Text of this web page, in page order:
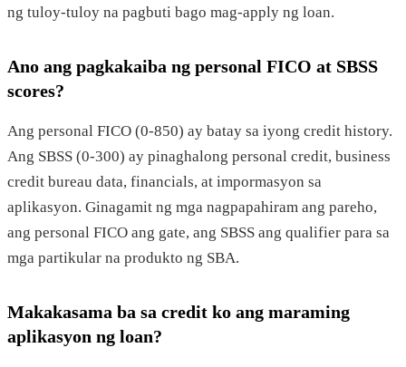
ng tuloy-tuloy na pagbuti bago mag-apply ng loan.
Ano ang pagkakaiba ng personal FICO at SBSS
scores?
Ang personal FICO (0-850) ay batay sa iyong credit history.
Ang SBSS (0-300) ay pinaghalong personal credit, business
credit bureau data, financials, at impormasyon sa
aplikasyon. Ginagamit ng mga nagpapahiram ang pareho,
ang personal FICO ang gate, ang SBSS ang qualifier para sa
mga partikular na produkto ng SBA.
Makakasama ba sa credit ko ang maraming
aplikasyon ng loan?